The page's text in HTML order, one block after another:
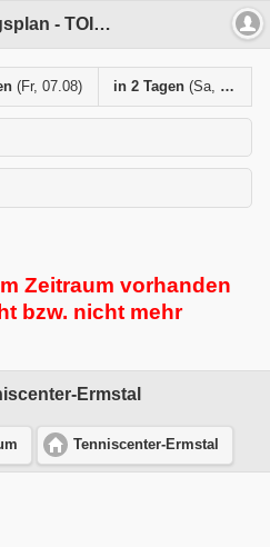
Belegungsplan - TOIMS Tenniscenter-Ermstal
(Fr, 07.08) in 2 Tagen (Sa, 08.08)
Zeitraum vorhanden
bzw. nicht mehr
Ermstal
Tenniscenter-Ermstal